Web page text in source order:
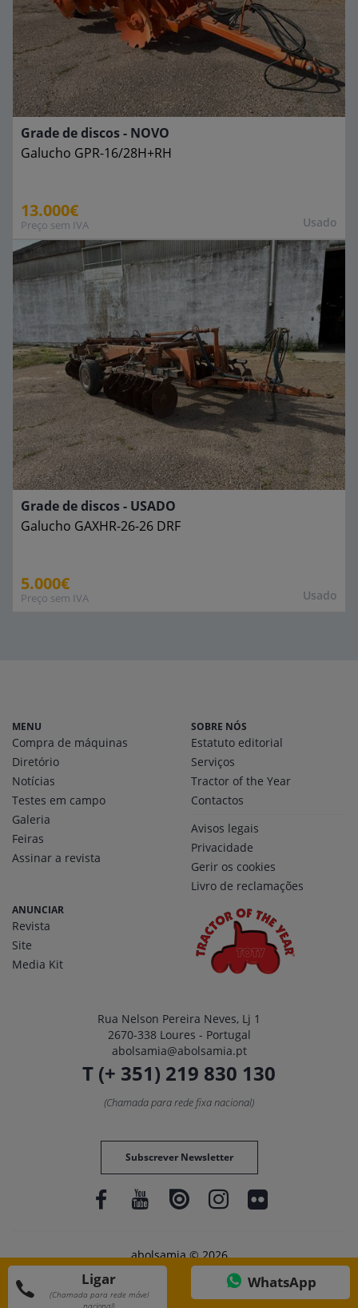
Ligar
(Chamada para rede móvel
nacional)
WhatsApp
Usado
Grade de discos - NOVO
Galucho GPR-16/28H+RH
13.000€
Preço sem IVA
Usado
Grade de discos - USADO
Galucho GAXHR-26-26 DRF
5.000€
Preço sem IVA
MENU
Compra de máquinas
Diretório
Notícias
Testes em campo
Galeria
Feiras
Assinar a revista
SOBRE NÓS
Estatuto editorial
Serviços
Tractor of the Year
Contactos
Avisos legais
Privacidade
Gerir os cookies
Livro de reclamações
ANUNCIAR
Revista
Site
Media Kit
Rua Nelson Pereira Neves, Lj 1
2670-338 Loures - Portugal
abolsamia@abolsamia.pt
T (+ 351) 219 830 130
(Chamada para rede fixa nacional)
Subscrever Newsletter
abolsamia © 2026